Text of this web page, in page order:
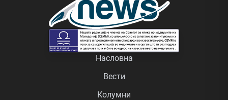
Насловна
Вести
Колумни